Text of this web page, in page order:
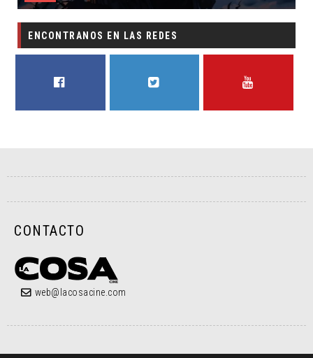
ENCONTRANOS EN LAS REDES
CONTACTO
web@lacosacine.com